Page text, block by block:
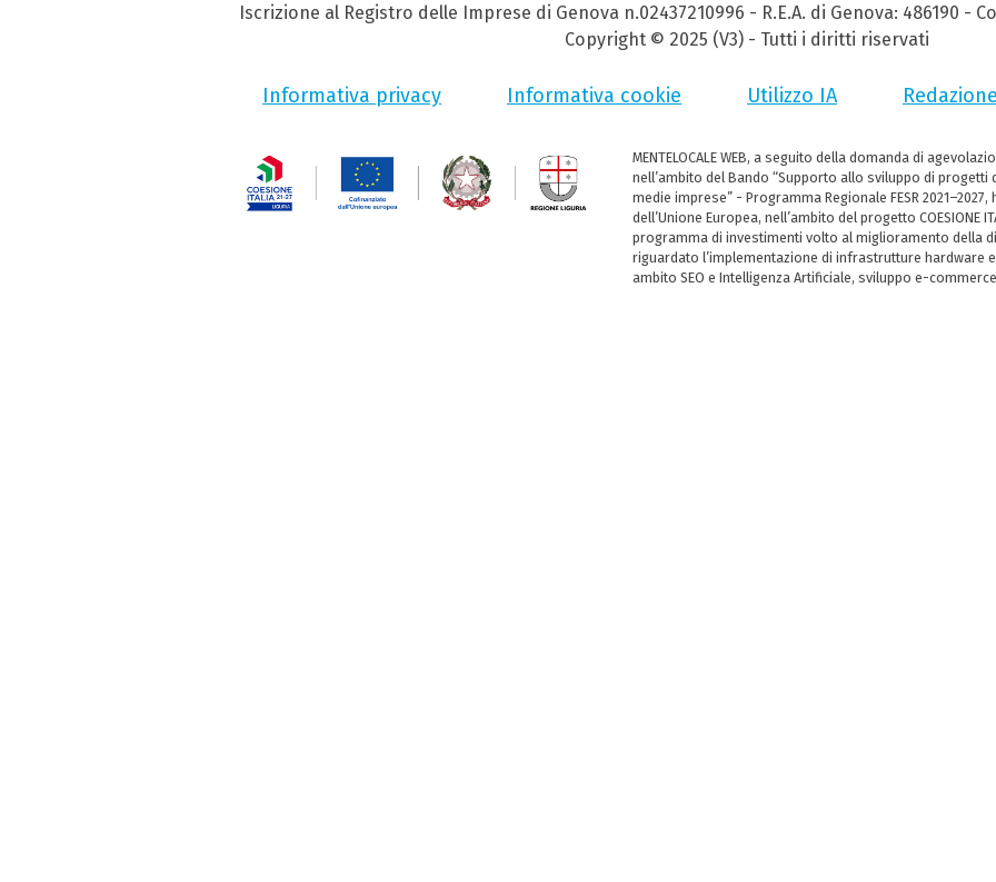
Iscrizione al Registro delle Imprese di Genova n.02437210996 - R.E.A. di Genova: 486190 -
Copyright © 2025 (V3) - Tutti i diritti riservati
Informativa privacy Informativa cookie Utilizzo IA Redazione
MENTELOCALE WEB, a seguito della domanda di
nell’ambito del Bando “Supporto allo sviluppo di
medie imprese” - Programma Regionale FESR
dell’Unione Europea, nell’ambito del progetto COESIONE
programma di investimenti volto al miglioramento della
riguardato l’implementazione di infrastrutture hardware
ambito SEO e Intelligenza Artificiale, sviluppo e-commerce